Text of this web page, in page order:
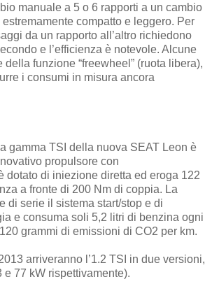
manuale a 5 o 6 rapporti a un cambio
compatto e leggero. Per
da un rapporto all’altro richiedono
e l’efficienza è notevole. Alcune
funzione “freewheel” (ruota libera),
i consumi in misura ancora
gamma TSI della nuova SEAT Leon è
propulsore con
dotato di iniezione diretta ed eroga 122
a fronte di 200 Nm di coppia. La
di serie il sistema start/stop e di
e consuma soli 5,2 litri di benzina ogni
grammi di emissioni di CO2 per km.
arriveranno l’1.2 TSI in due versioni,
e 77 kW rispettivamente).